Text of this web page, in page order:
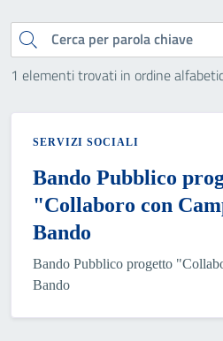
Cerca
1 elementi trovati in ordine
SERVIZI SOCIALI
Bando Pubblico
"Collaboro con
Bando
Bando Pubblico progetto
Bando